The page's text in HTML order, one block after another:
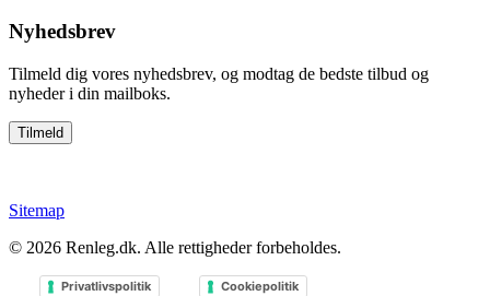
Nyhedsbrev
Tilmeld dig vores nyhedsbrev, og modtag de bedste tilbud og
nyheder i din mailboks.
Sitemap
© 2026 Renleg.dk. Alle rettigheder forbeholdes.
Privatlivspolitik Cookiepolitik